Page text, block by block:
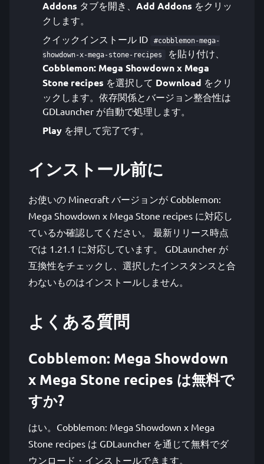
Addons タブを開き、 Add Addons をクリッ
クします。
クイックインストール ID
#cobblemon-mega-
showdown-x-mega-stone-recipes
を貼り付け、
Cobblemon: Mega Showdown x Mega
Stone recipes を選択して Download をクリ
ックします。依存関係とバージョン整合性は
GDLauncher が自動で処理します。
Play を押して完了です。
インストール前に
お使いの Minecraft バージョンが Cobblemon:
Mega Showdown x Mega Stone recipes に対応し
ているか確認してください。 最新リリース時点
では 1.21.1 に対応しています。 GDLauncher が
互換性をチェックし、選択したインスタンスと合
わないものはインストールしません。
よくある質問
Cobblemon: Mega Showdown
x Mega Stone recipes は無料で
すか?
はい。Cobblemon: Mega Showdown x Mega
Stone recipes は GDLauncher を通じて無料でダ
ウンロード・インストールできます。